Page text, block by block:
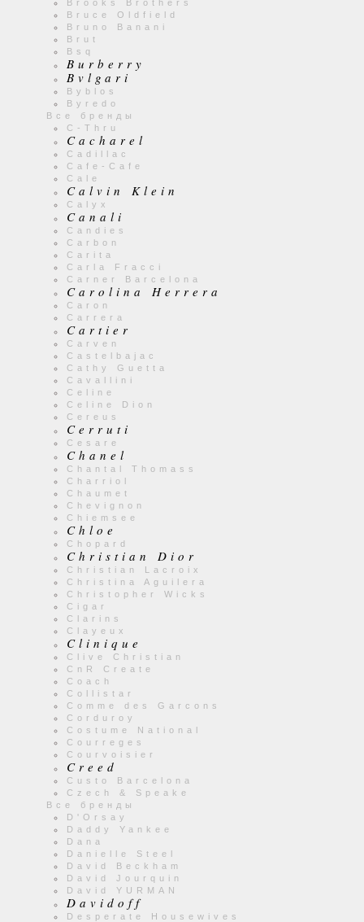
Brooks Brothers
Bruce Oldfield
Bruno Banani
Brut
Bsq
Burberry
Bvlgari
Byblos
Byredo
Все бренды
C-Thru
Cacharel
Cadillac
Cafe-Cafe
Cale
Calvin Klein
Calyx
Canali
Candies
Carbon
Carita
Carla Fracci
Carner Barcelona
Carolina Herrera
Caron
Carrera
Cartier
Carven
Castelbajac
Cathy Guetta
Cavallini
Celine
Celine Dion
Cereus
Cerruti
Cesare
Chanel
Chantal Thomass
Charriol
Chaumet
Chevignon
Chiemsee
Chloe
Chopard
Christian Dior
Christian Lacroix
Christina Aguilera
Christopher Wicks
Cigar
Clarins
Clayeux
Clinique
Clive Christian
CnR Create
Coach
Collistar
Comme des Garcons
Corduroy
Costume National
Courreges
Courvoisier
Creed
Custo Barcelona
Czech & Speake
Все бренды
D'Orsay
Daddy Yankee
Dana
Danielle Steel
David Beckham
David Jourquin
David YURMAN
Davidoff
Desperate Housewives